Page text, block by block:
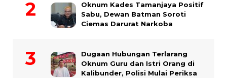
Oknum Kades Tamanjaya Positif
Sabu, Dewan Batman Soroti
Ciemas Darurat Narkoba
Dugaan Hubungan Terlarang
Oknum Guru dan Istri Orang di
Kalibunder, Polisi Mulai Periksa